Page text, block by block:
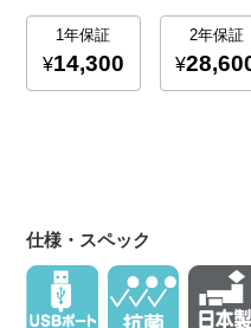
仕様・スペック